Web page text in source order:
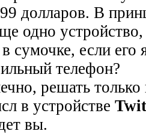
долларов. В
одно
сумочке, если
телефон?
решать
в устройстве
вы.